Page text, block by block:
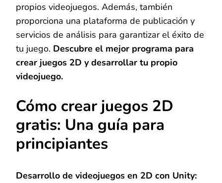
propios videojuegos. Además, también
proporciona una plataforma de publicación y
servicios de análisis para garantizar el éxito de
tu juego. Descubre el mejor programa para
crear juegos 2D y desarrollar tu propio
videojuego.
Cómo crear juegos 2D
gratis: Una guía para
principiantes
Desarrollo de videojuegos en 2D con Unity: